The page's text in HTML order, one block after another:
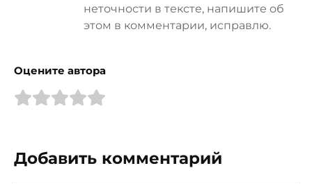
неточности в тексте, напишите об
этом в комментарии, исправлю.
Оцените автора
Добавить комментарий